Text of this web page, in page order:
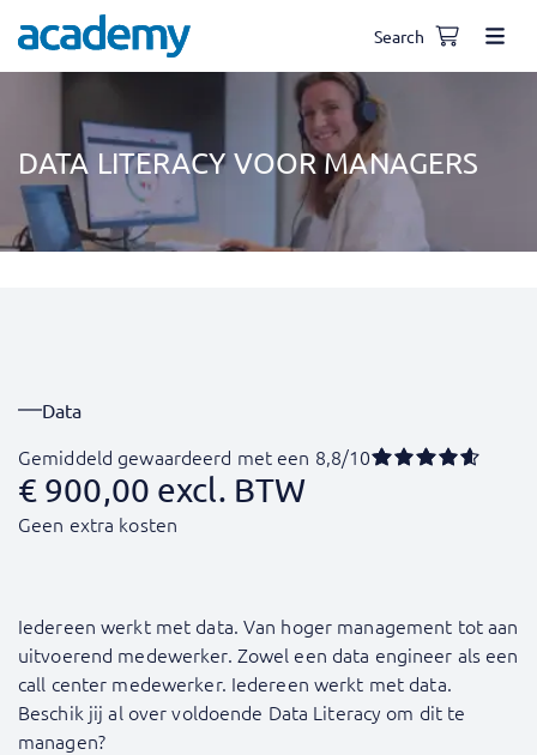
Search
DATA LITERACY VOOR MANAGERS
Data
Gemiddeld gewaardeerd met een 8,8/10
€ 900,00 excl. BTW
Geen extra kosten
Iedereen werkt met data. Van hoger management tot aan
uitvoerend medewerker. Zowel een data engineer als een
call center medewerker. Iedereen werkt met data.
Beschik jij al over voldoende Data Literacy om dit te
managen?